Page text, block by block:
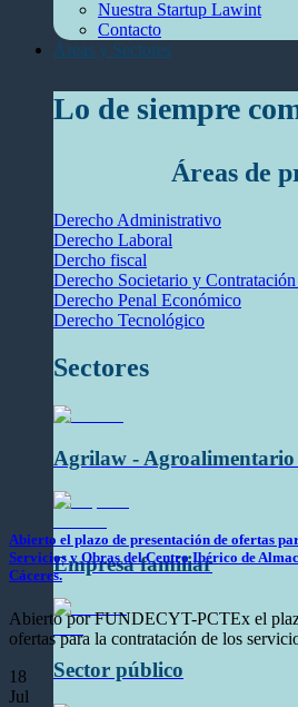
Nuestra Startup Lawint
Contacto
Áreas y Sectores
Lo de siempre
Áreas de
Derecho Administrativo
Derecho Laboral
Dercho fiscal
Derecho Societario y
Derecho Penal Económico
Derecho Tecnológico
Sectores
Agrilaw - Agroalimentario
Empresa familiar
Sector público
Abierto el plazo de presentación de ofertas
Servicios y Obras del Centro Ibérico de
Cáceres.
Abierto por FUNDECYT-PCTEx el
ofertas para la contratación de los
18
Jul